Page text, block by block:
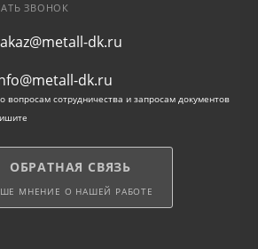
ЗВОНОК
dk.ru
dk.ru
вопросам сотрудничества и запросам документов
ОБРАТНАЯ СВЯЗЬ
МНЕНИЕ О НАШЕЙ РАБОТЕ